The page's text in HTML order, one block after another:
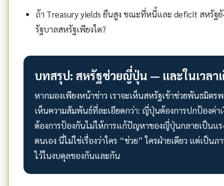
ถ้า Treasury yields ยืนสูง ขณะที่หนี้และ deficit สหรัฐ
รัฐบาลสหรัฐเพียงใด?
บทสรุป: สหรัฐช่วยญี่ปุ่น — และในเวลา
หากมองเพียงหน้าข่าว เราจะเห็นสหรัฐเข้าช่วยพันธมิต
เห็นความสัมพันธ์ที่ละเอียดกว่า: ญี่ปุ่นต้องการปกป้องค่
ต้องการป้องกันไม่ให้การแก้ปัญหาของญี่ปุ่นกลายเป็นแ
ตนเอง นี่ไม่ใช่เรื่องว่าใคร “ช่วย” ใครฝ่ายเดียว แต่เป็
ไว้ในงบดุลของกันและกัน